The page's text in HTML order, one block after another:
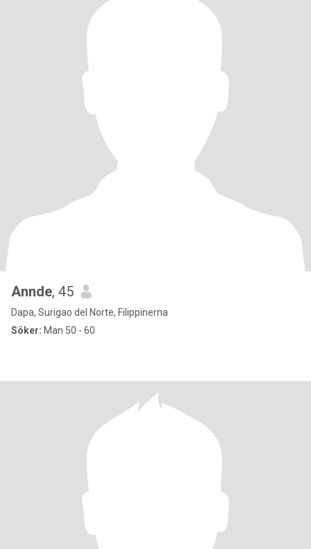
Annde, 45
Dapa, Surigao del Norte, Filippinerna
Söker: Man 50 - 60